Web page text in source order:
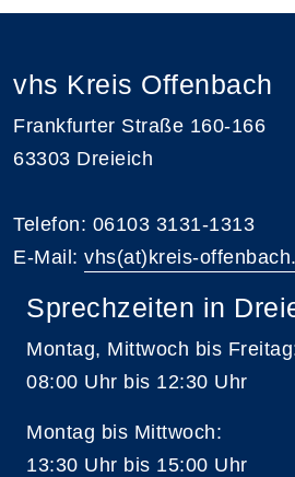
vhs Kreis Offenbach
Frankfurter Straße 160-166
63303 Dreieich
Telefon: 06103 3131-1313
E-Mail: vhs(at)kreis-
Sprechzeiten in
Montag, Mittwoch bis
08:00 Uhr bis 12:30 Uhr
Montag bis Mittwoch:
13:30 Uhr bis 15:00 Uhr